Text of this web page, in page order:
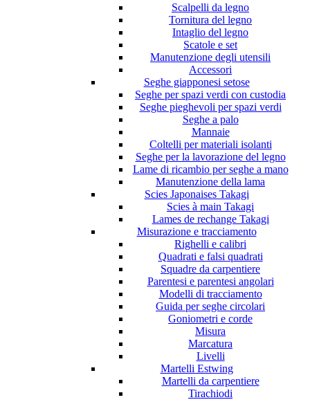
Scalpelli da legno
Tornitura del legno
Intaglio del legno
Scatole e set
Manutenzione degli utensili
Accessori
Seghe giapponesi setose
Seghe per spazi verdi con custodia
Seghe pieghevoli per spazi verdi
Seghe a palo
Mannaie
Coltelli per materiali isolanti
Seghe per la lavorazione del legno
Lame di ricambio per seghe a mano
Manutenzione della lama
Scies Japonaises Takagi
Scies à main Takagi
Lames de rechange Takagi
Misurazione e tracciamento
Righelli e calibri
Quadrati e falsi quadrati
Squadre da carpentiere
Parentesi e parentesi angolari
Modelli di tracciamento
Guida per seghe circolari
Goniometri e corde
Misura
Marcatura
Livelli
Martelli Estwing
Martelli da carpentiere
Tirachiodi